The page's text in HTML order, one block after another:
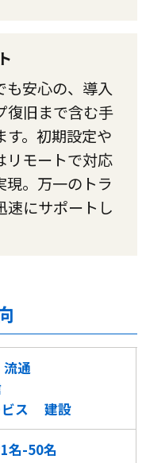
も安心の、導入
復旧まで含む手
す。初期設定や
リモートで対応
現。万一のトラ
速にサポートし
流通
ス
建設
名-50名